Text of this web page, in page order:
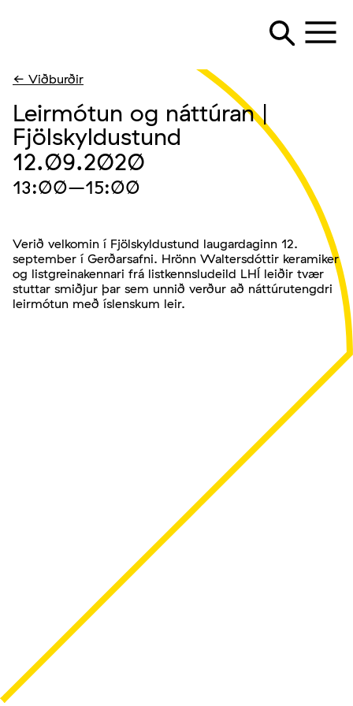
← Viðburðir
Leirmótun og náttúran |
Fjölskyldustund
12.09.2020
13:00–15:00
Verið velkomin í Fjölskyldustund laugardaginn 12.
september í Gerðarsafni. Hrönn Waltersdóttir keramiker
og listgreinakennari frá listkennsludeild LHÍ leiðir tvær
stuttar smiðjur þar sem unnið verður að náttúrutengdri
leirmótun með íslenskum leir.